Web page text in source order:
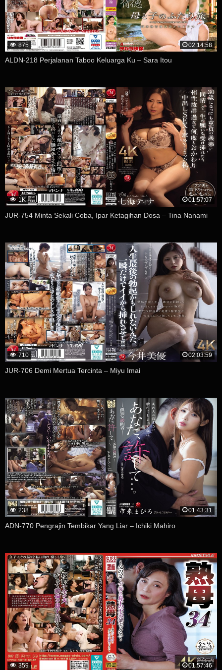
875 02:14:58
ALDN-218 Perjalanan Taboo Keluarga Ku – Sara Itou
1K 01:57:07
JUR-754 Minta Sekali Coba, Ipar Ketagihan Dosa – Tina Nanami
710 02:03:59
JUR-706 Demi Mertua Tercinta – Miyu Imai
238 01:43:31
ADN-770 Pengrajin Tembikar Yang Liar – Ichiki Mahiro
359 01:57:46